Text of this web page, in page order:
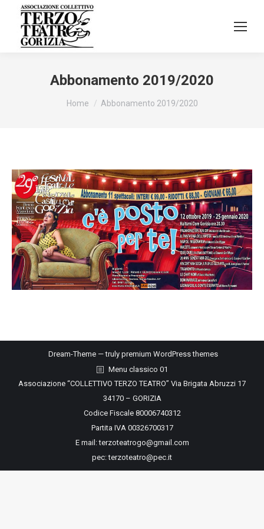
Abbonamento 2019/2020
Tu sei qui:
Home Abbonamento 2019/2020
Dream-Theme — truly premium WordPress themes
Menu classico 01
Associazione “COLLETTIVO TERZO TEATRO” Via Brigata Abruzzi 17
34170 – GORIZIA
Codice Fiscale 80006740312
Partita IVA 00326700317
E mail: terzoteatrogo@gmail.com
pec: terzoteatro@pec.it